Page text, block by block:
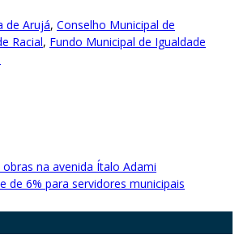
de Arujá, Conselho Municipal de
Racial, Fundo Municipal de Igualdade
na avenida Ítalo Adami
de 6% para servidores municipais